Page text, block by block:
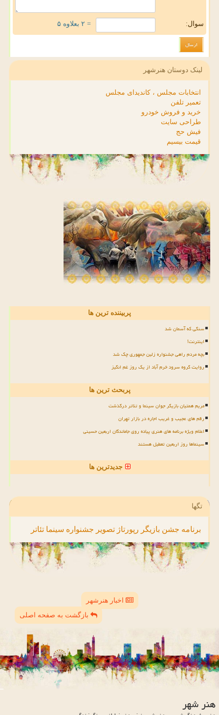
سوال: = ۲ بعلاوه ۵
لینک دوستان هنرشهر
انتخابات مجلس ، کاندیدای مجلس
تعمیر تلفن
خرید و فروش خودرو
طراحی سایت
فیش حج
قیمت بیسیم
پربیننده ترین ها
سنگی که آسمان شد
اینترنت!
بچه مردم راهی جشنواره زلین جمهوری چک شد
روایت گروه سرود خرم آباد از یک روز غم انگیز
پربحث ترین ها
مریم همتیان بازیگر جوان سینما و تئاتر درگذشت
رقم های عجیب و غریب اجاره در بازار تهران
اعلام ویژه برنامه های هنری پیاده روی جاماندگان اربعین حسینی
سینماها روز اربعین تعطیل هستند
جدیدترین ها
تگها
برنامه جشن بازیگر رپورتاژ تصویر جشنواره سینما تئاتر
اخبار هنرشهر
بازگشت به صفحه اصلی
هنر شهر